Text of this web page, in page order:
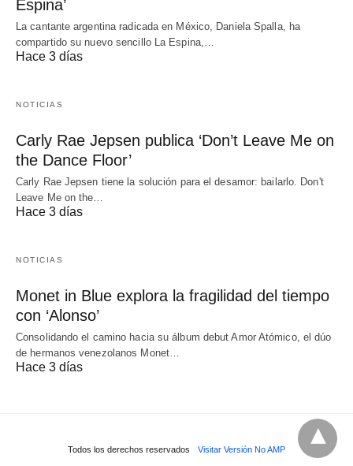
Espina’
La cantante argentina radicada en México, Daniela Spalla, ha
compartido su nuevo sencillo La Espina,…
Hace 3 días
NOTICIAS
Carly Rae Jepsen publica ‘Don’t Leave Me on
the Dance Floor’
Carly Rae Jepsen tiene la solución para el desamor: bailarlo. Don't
Leave Me on the…
Hace 3 días
NOTICIAS
Monet in Blue explora la fragilidad del tiempo
con ‘Alonso’
Consolidando el camino hacia su álbum debut Amor Atómico, el dúo
de hermanos venezolanos Monet…
Hace 3 días
Todos los derechos reservados Visitar Versión No AMP